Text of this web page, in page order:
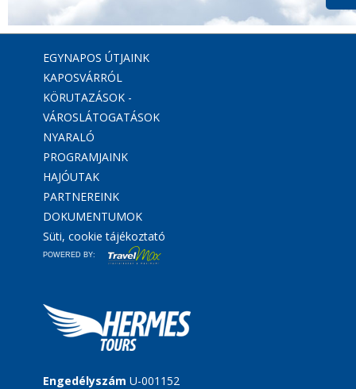
EGYNAPOS ÚTJAINK
KAPOSVÁRRÓL
KÖRUTAZÁSOK -
VÁROSLÁTOGATÁSOK
NYARALÓ
PROGRAMJAINK
HAJÓUTAK
PARTNEREINK
DOKUMENTUMOK
Süti, cookie tájékoztató
POWERED BY:
Engedélyszám U-001152